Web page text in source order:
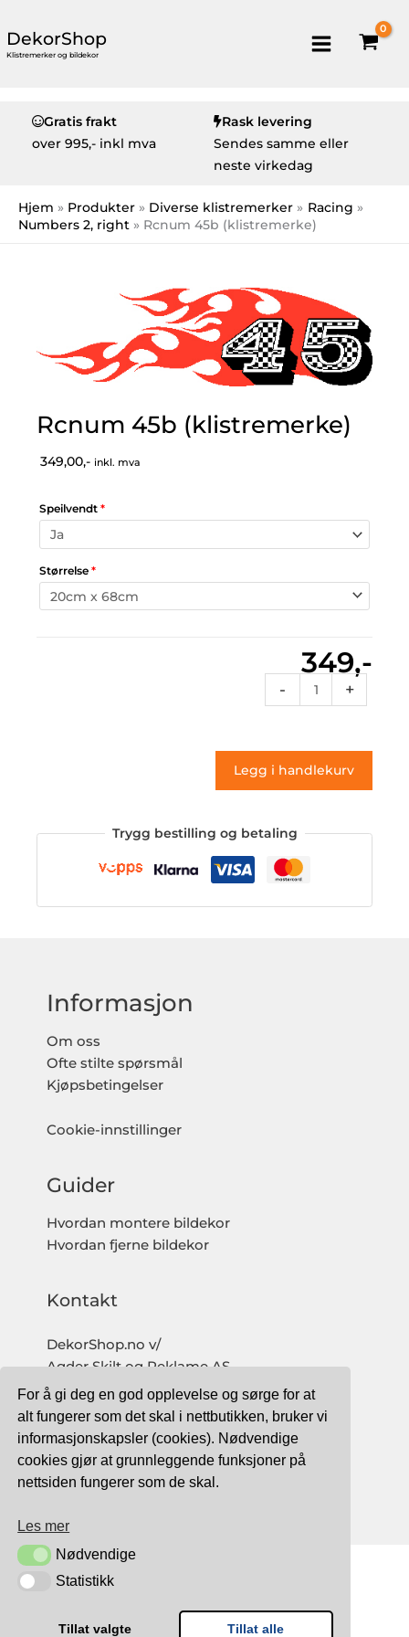
For å gi deg en god opplevelse og sørge for at
alt fungerer som det skal i nettbutikken, bruker vi
informasjonskapsler (cookies). Nødvendige
cookies gjør at grunnleggende funksjoner på
nettsiden fungerer som de skal.
Les mer
NødvendigeNødvendige
StatistikkStatistikk
Tillat valgte Tillat alle
DekorShop
Klistremerker og bildekor
Gratis frakt
over 995,- inkl mva
Rask levering
Sendes samme eller
neste virkedag
Hjem Produkter Diverse klistremerker
Racing
Numbers 2, right
Rcnum 45b (klistremerke)
Rcnum 45b (klistremerke)
349,00,- inkl. mva
Speilvendt *
Størrelse *
349,-
-
45b
antall
+
Legg i handlekurv
Trygg bestilling og betaling
Informasjon
Om oss
Ofte stilte spørsmål
Kjøpsbetingelser
Cookie-innstillinger
Guider
Hvordan montere bildekor
Hvordan fjerne bildekor
Kontakt
DekorShop.no v/
Agder Skilt og Reklame AS
Org. nr: 997 633 016 MVA
salg@dekorshop.no
Tlf: 959 32 123
09.00 - 16.00
TRYGG BETALING MED: